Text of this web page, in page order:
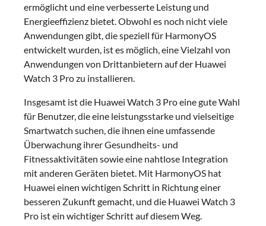
ermöglicht und eine verbesserte Leistung und
Energieeffizienz bietet. Obwohl es noch nicht viele
Anwendungen gibt, die speziell für HarmonyOS
entwickelt wurden, ist es möglich, eine Vielzahl von
Anwendungen von Drittanbietern auf der Huawei
Watch 3 Pro zu installieren.
Insgesamt ist die Huawei Watch 3 Pro eine gute Wahl
für Benutzer, die eine leistungsstarke und vielseitige
Smartwatch suchen, die ihnen eine umfassende
Überwachung ihrer Gesundheits- und
Fitnessaktivitäten sowie eine nahtlose Integration
mit anderen Geräten bietet. Mit HarmonyOS hat
Huawei einen wichtigen Schritt in Richtung einer
besseren Zukunft gemacht, und die Huawei Watch 3
Pro ist ein wichtiger Schritt auf diesem Weg.